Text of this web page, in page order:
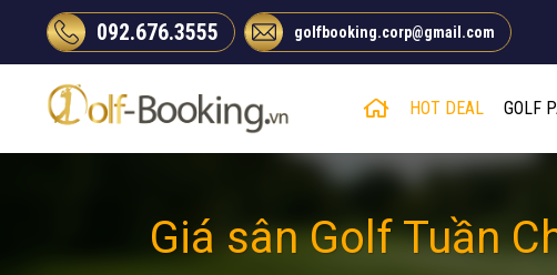
Chuyển
nội
092.676.3555 golfbooking.corp@gmail.com
HOT DEAL GOLF
Giá sân Golf Tuần